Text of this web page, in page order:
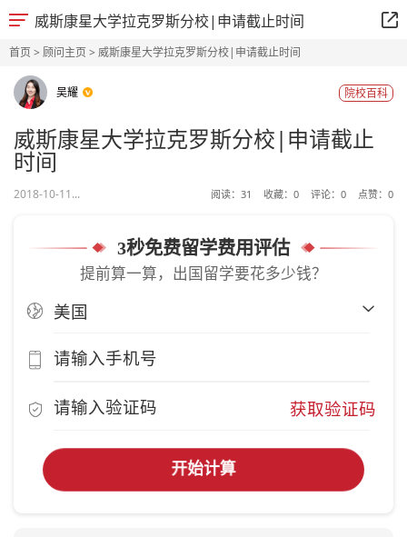
威斯康星大学拉克罗斯分校|申请截止时间
首页> 顾问主页> 威斯康星大学拉克罗斯分校|申请截止时间
吴耀 院校百科
威斯康星大学拉克罗斯分校|申请截止
时间
2018-10-11... 阅读： 31 收藏： 0 评论： 0 点赞： 0
3秒免费留学费用评估
提前算一算，出国留学要花多少钱？
获取验证码
开始计算